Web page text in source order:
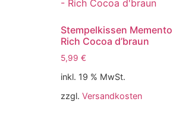
Stempelkissen
Rich Cocoa d’braun
5,99 €
inkl. 19 % MwSt.
zzgl. Versandkosten